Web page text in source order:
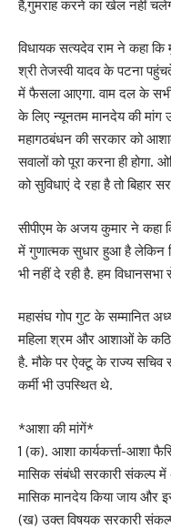
हैं,गुमराह करने का खेल नहीं
विधायक सत्यदेव राम ने कहा कि
श्री तेजस्वी यादव के पटना
में फैसला आएगा. वाम दल के
के लिए न्यूनतम मानदेय की मांग
महागठबंधन की सरकार को
सवालों को पूरा करना ही होगा.
को सुविधाएं दे रहा है तो बिहार
सीपीएम के अजय कुमार ने कहा
में गुणात्मक सुधार हुआ है लेकिन
भी नहीं दे रही है. हम
महासंघ गोप गुट के सम्मानित
महिला श्रम और आशाओं के
है. मौके पर ऐक्टू के राज्य सचिव
कर्मी भी उपस्थित थे.
*आशा की मांगें*
1 (क). आशा कार्यकर्त्ता-आशा
मासिक संबंधी सरकारी संकल्प में
मासिक मानदेय किया जाय और
(ख) उक्त विषयक सरकारी